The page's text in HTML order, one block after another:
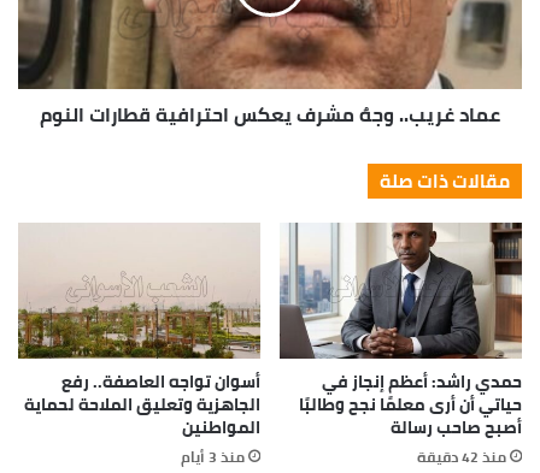
عماد غريب.. وجهٌ مشرف يعكس احترافية قطارات النوم
مقالات ذات صلة
حمدي راشد: أعظم إنجاز في
حياتي أن أرى معلمًا نجح وطالبًا
أصبح صاحب رسالة
منذ 42 دقيقة
أسوان تواجه العاصفة.. رفع
الجاهزية وتعليق الملاحة لحماية
المواطنين
منذ 3 أيام